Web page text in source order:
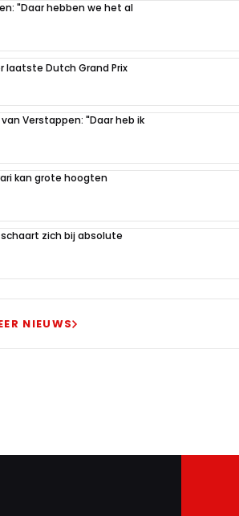
"Daar hebben we het al
laatste Dutch Grand Prix
Verstappen: "Daar heb ik
kan grote hoogten
zich bij absolute
NIEUWS